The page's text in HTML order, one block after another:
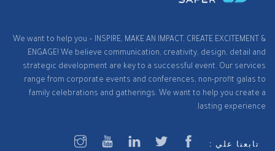
We want to help you – INSPIRE, MAKE AN IMPACT, CREATE EXCITEMENT &
ENGAGE! We believe communication, creativity, design, detail and
strategic development are key to a successful event. Our services
range from corporate events and conferences, non-profit galas to
family celebrations and gatherings. We want to help you create a
lasting experience.
تابعنا علي :